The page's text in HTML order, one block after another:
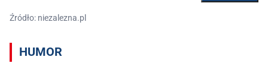
Źródło: niezalezna.pl
HUMOR